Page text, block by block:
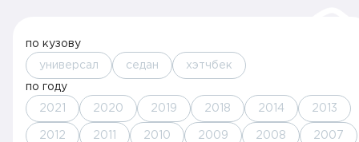
по кузову
универсал седан хэтчбек
по году
2021 2020 2019 2018 2014 2013
2012 2011 2010 2009 2008 2007